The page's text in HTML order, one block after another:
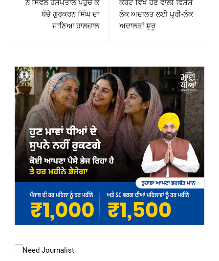
ਨੇ ਸਿਵਲ ਹਸਪਤਾਲ ਪਹੁੰਚ ਕੇ
ਬੱਚੇ ਗੁਰਕਰਨ ਸਿੰਘ ਦਾ
ਜਾਣਿਆ ਹਾਲਚਾਲ
ਕੋਰਟ ਵਿਖੇ ਹੋਣ ਵਾਲੀ ਵਿਸ਼ੇਸ਼
ਲੋਕ ਅਦਾਲਤ ਲਈ ਪ੍ਰੀ-ਲੋਕ
ਅਦਾਲਤਾਂ ਸ਼ੁਰੂ